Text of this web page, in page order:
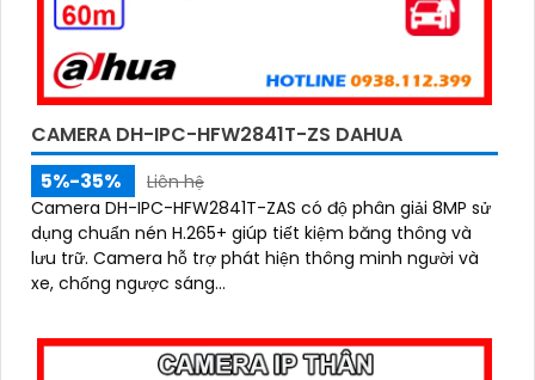
CAMERA DH-IPC-HFW2841T-ZS DAHUA
5%-35%
Liên hệ
Camera DH-IPC-HFW2841T-ZAS có độ phân giải 8MP sử
dụng chuẩn nén H.265+ giúp tiết kiệm băng thông và
lưu trữ. Camera hỗ trợ phát hiện thông minh người và
xe, chống ngược sáng...